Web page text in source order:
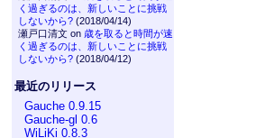
く過ぎるのは、新しいことに挑戦
しないから?(2018/04/14)
瀬戸口清文 on 歳を取ると時間が速
く過ぎるのは、新しいことに挑戦
しないから?(2018/04/12)
最近のリリース
Gauche 0.9.15
Gauche-gl 0.6
WiLiKi 0.8.3